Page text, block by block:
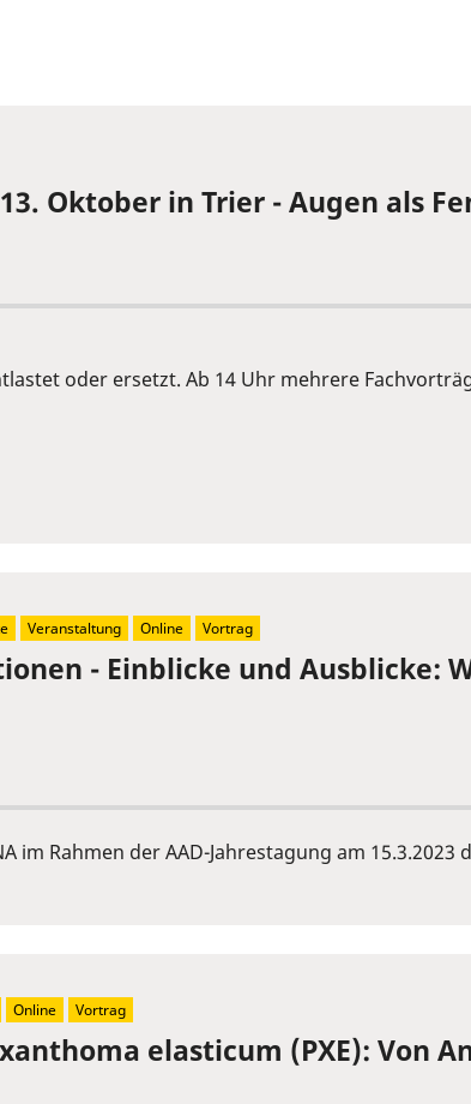
Oktober in Trier - Augen als
oder ersetzt. Ab 14 Uhr mehrere
- Einblicke und Ausblicke:
im Rahmen der AAD-Jahrestagung am 15.3.2023
Veranstaltung Online Vortrag
elasticum (PXE): Von
Online Vortrag